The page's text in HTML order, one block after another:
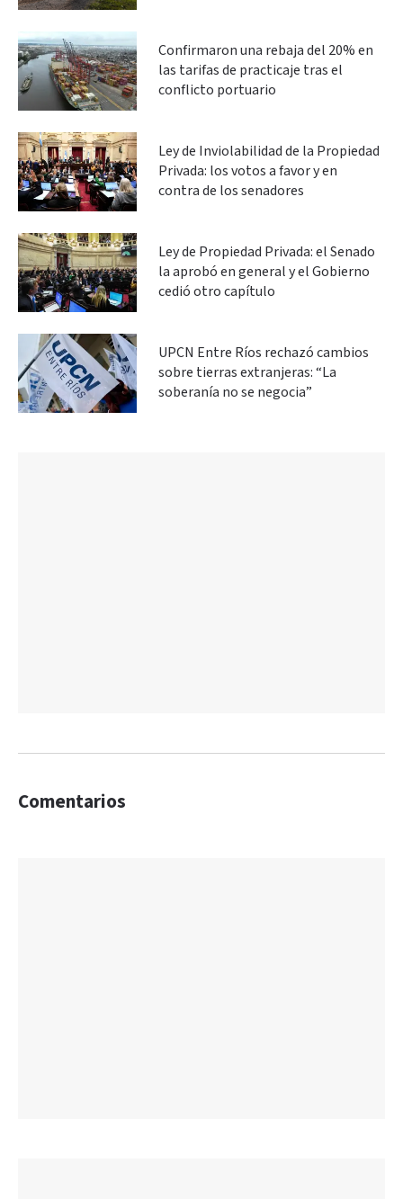
Confirmaron una rebaja del 20% en
las tarifas de practicaje tras el
conflicto portuario
Ley de Inviolabilidad de la Propiedad
Privada: los votos a favor y en
contra de los senadores
Ley de Propiedad Privada: el Senado
la aprobó en general y el Gobierno
cedió otro capítulo
UPCN Entre Ríos rechazó cambios
sobre tierras extranjeras: “La
soberanía no se negocia”
Comentarios